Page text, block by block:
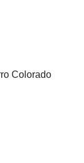
Colorado